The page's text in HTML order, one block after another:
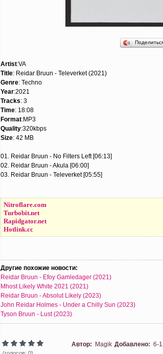
Artist:VA
Title: Reidar Bruun - Televerket (2021)
Genre: Techno
Year:2021
Tracks: 3
Time: 18:08
Format:MP3
Quality:320kbps
Size: 42 MB
01. Reidar Bruun - No Filters Left [06:13]
02. Reidar Bruun - Akula [06:00]
03. Reidar Bruun - Televerket [05:55]
Nitroflare.com
Turbobit.net
Rapidgator.net
Hotlink.cc
Другие похожие новости:
Reidar Bruun - Efoy Gamledager (2021)
Mhost Likely White 2021 (2021)
Reidar Bruun - Absolut Likely (2023)
John Reidar Holmes - Under a Chilly Sun (2023)
Tyson Bruun - Lust (2023)
Автор: Magik Добавлено: 6-